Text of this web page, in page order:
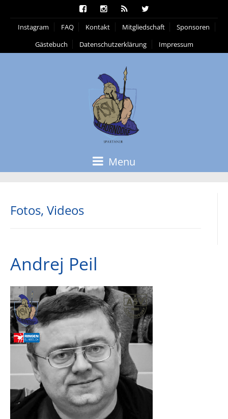
Instagram FAQ Kontakt Mitgliedschaft
Sponsoren
Gästebuch
Datenschutzerklärung Impressum
Menu
Fotos, Videos
Andrej Peil